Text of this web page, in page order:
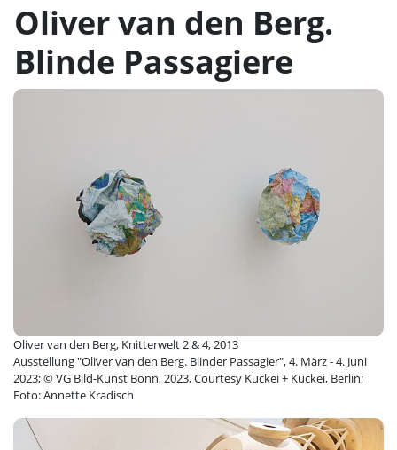
Oliver van den Berg.
Blinde Passagiere
Oliver van den Berg, Knitterwelt 2 & 4, 2013
Ausstellung "Oliver van den Berg. Blinder Passagier", 4. März - 4. Juni
2023; © VG Bild-Kunst Bonn, 2023, Courtesy Kuckei + Kuckei, Berlin;
Foto: Annette Kradisch